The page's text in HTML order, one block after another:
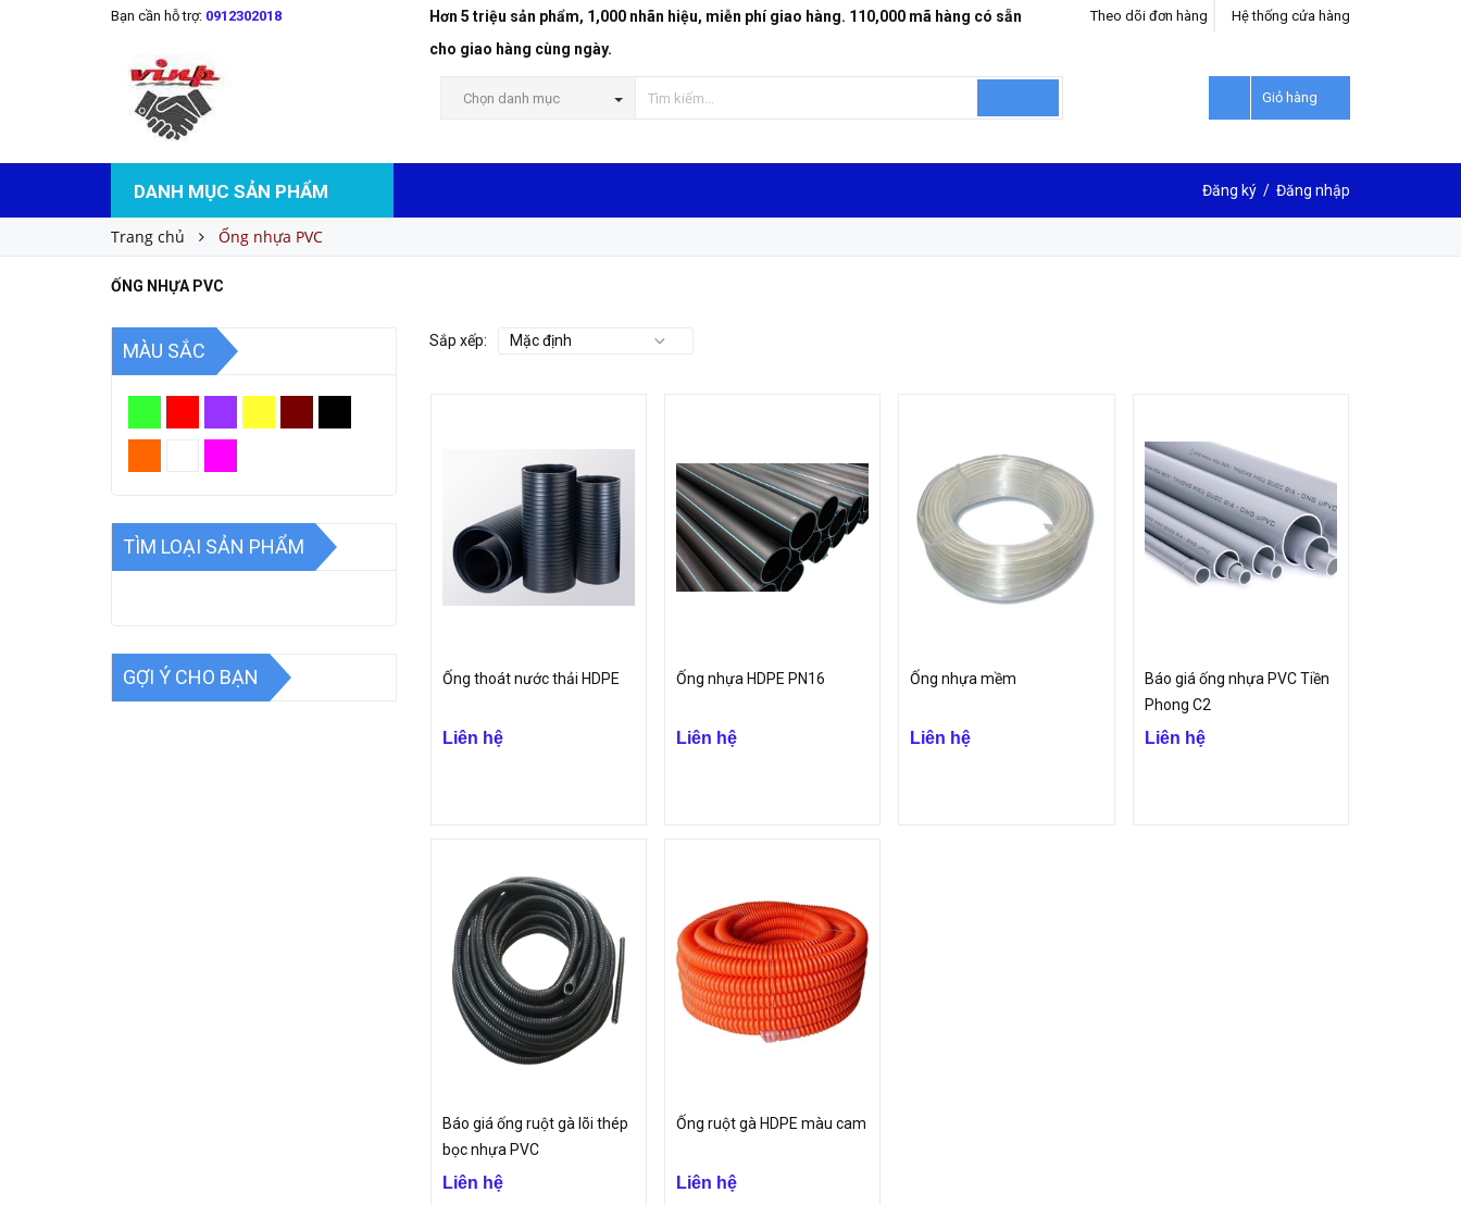
Bạn cần hỗ trợ: 0912302018
Hơn 5 triệu sản phẩm, 1,000 nhãn hiệu, miễn phí giao hàng. 110,000 mã hàng có sẵn
cho giao hàng cùng ngày.
Hệ thống cửa hàng
Theo dõi đơn hàng
Chọn danh mục Giỏ hàng
DANH MỤC SẢN PHẨM Đăng ký / Đăng nhập
Trang chủ Ống nhựa PVC
ỐNG NHỰA PVC
Sắp xếp:
Ống thoát nước thải HDPE
Liên hệ
Ống nhựa HDPE PN16
Liên hệ
Ống nhựa mềm
Liên hệ
Báo giá ống nhựa PVC Tiền
Phong C2
Liên hệ
Báo giá ống ruột gà lõi thép
bọc nhựa PVC
Liên hệ
Ống ruột gà HDPE màu cam
Liên hệ
MÀU SẮC
TÌM LOẠI SẢN PHẨM
GỢI Ý CHO BẠN